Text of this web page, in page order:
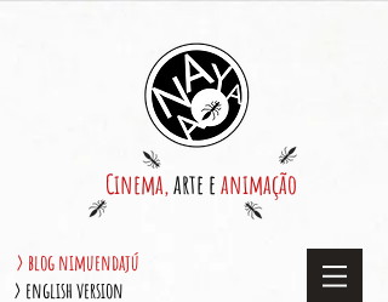
Cinema,arte eanimação
> english version
> blog nimuendajú